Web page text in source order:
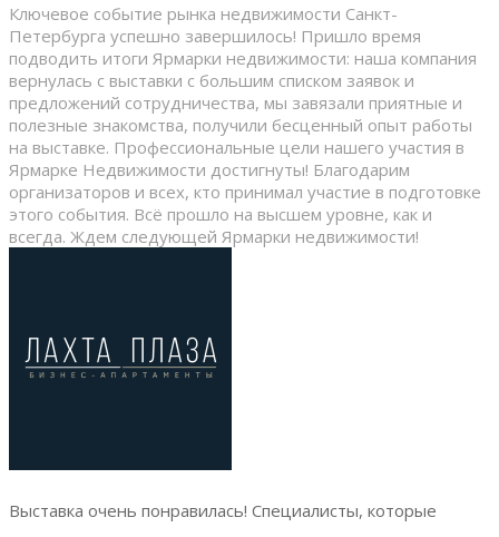
Ключевое событие рынка недвижимости Санкт-
Петербурга успешно завершилось! Пришло время
подводить итоги Ярмарки недвижимости: наша компания
вернулась с выставки с большим списком заявок и
предложений сотрудничества, мы завязали приятные и
полезные знакомства, получили бесценный опыт работы
на выставке. Профессиональные цели нашего участия в
Ярмарке Недвижимости достигнуты! Благодарим
организаторов и всех, кто принимал участие в подготовке
этого события. Всё прошло на высшем уровне, как и
всегда. Ждем следующей Ярмарки недвижимости!
Выставка очень понравилась! Специалисты, которые